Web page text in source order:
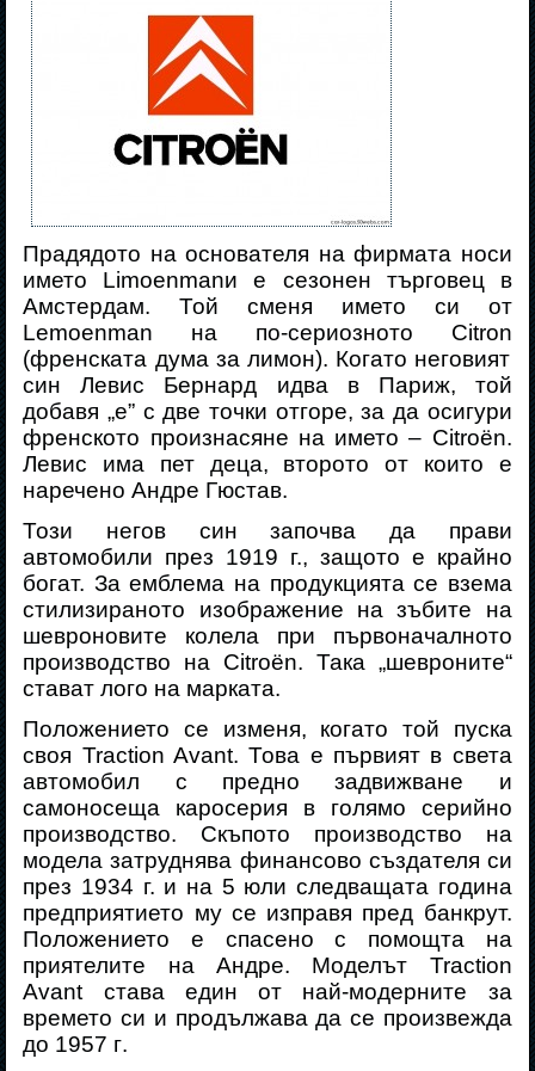
Прадядото на основателя нафирмата носи
името Limoenmanи е сезонен търговец в
Амстердам. Той сменя името си от
Lemoenman на по-сериозното Citron
(френската дума за лимон). Когато неговият
син Левис Бернард идва в Париж, той
добавя „е” с две точки отгоре, за да осигури
френското произнасяне на името – Citroën.
Левис има пет деца, второто от които е
наречено Андре Гюстав.
Този негов син започва да прави
автомобили през 1919 г., защото е крайно
богат. За емблема на продукцията се взема
стилизираното изображение на зъбите на
шевроновите колела при първоначалното
производство на Citroën. Така „шевроните“
стават лого на марката.
Положението се изменя, когато той пуска
своя Traction Avant. Това е първиятв света
автомобил с предно задвижване и
самоносеща каросерия в голямо серийно
производство. Скъпото производство на
модела затруднява финансово създателя си
през 1934 г. и на 5 юли следващата година
предприятието му се изправя пред банкрут.
Положениетое спасенос помощта на
приятелите на Андре. Моделът Traction
Avantстава един от най-модерните за
времето си и продължава да се произвежда
до 1957 г.